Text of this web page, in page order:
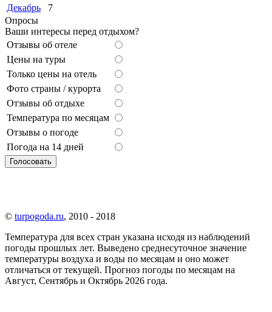
Декабрь
7
Опросы
Ваши интересы перед отдыхом?
Отзывы об отеле
Цены на туры
Только цены на отель
Фото страны / курорта
Отзывы об отдыхе
Температура по месяцам
Отзывы о погоде
Погода на 14 дней
© turpogoda.ru, 2010 - 2018
Температура для всех стран указана исходя из наблюдений
погоды прошлых лет. Выведено среднесуточное значение
температуры воздуха и воды по месяцам и оно может
отличаться от текущей. Прогноз погоды по месяцам на
Август, Сентябрь и Октябрь 2026 года.